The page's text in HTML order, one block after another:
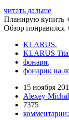
читать дальше
Планирую купить
Обзор понравился
KLARUS,
KLARUS
фонари,
фонарик на
15 ноября
Alexey-
7375
комментарии: